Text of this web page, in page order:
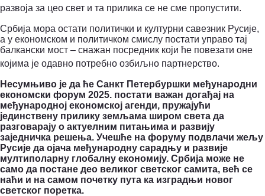
развоја за цео свет и та прилика се не сме пропустити.
Србија мора остати политички и културни савезник Русије,
а у економском и политичком смислу постати управо тај
балкански мост – снажан посредник који ће повезати оне
којима је одавно потребно озбиљно партнерство.
Несумњиво је да ће Санкт Петербуршки међународни
економски форум 2025. постати важан догађај на
међународној економској агенди, пружајући
јединствену прилику земљама широм света да
разговарају о актуелним питањима и развију
заједничка решења. Учешће на форуму подвлачи жељу
Русије да ојача међународну сарадњу и развије
мултиполарну глобалну економију. Србија може не
само да постане део великог светског самита, већ се
наћи и на самом почетку пута ка изградњи новог
светског поретка.